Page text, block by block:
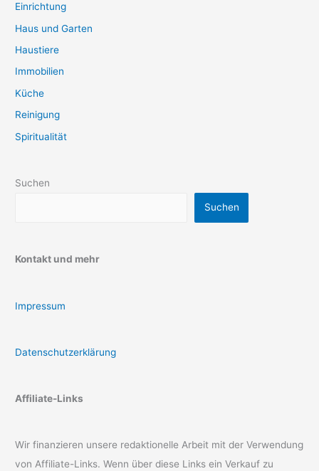
Einrichtung
Haus und Garten
Haustiere
Immobilien
Küche
Reinigung
Spiritualität
Suchen
Suchen
Kontakt und mehr
Impressum
Datenschutzerklärung
Affiliate-Links
Wir finanzieren unsere redaktionelle Arbeit mit der Verwendung
von Affiliate-Links. Wenn über diese Links ein Verkauf zu